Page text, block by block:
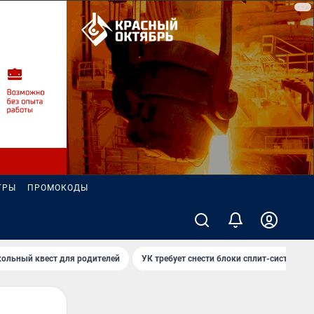
ПРОМОКОДЫ
квест для родителей УК требует снести блоки сплит-систем